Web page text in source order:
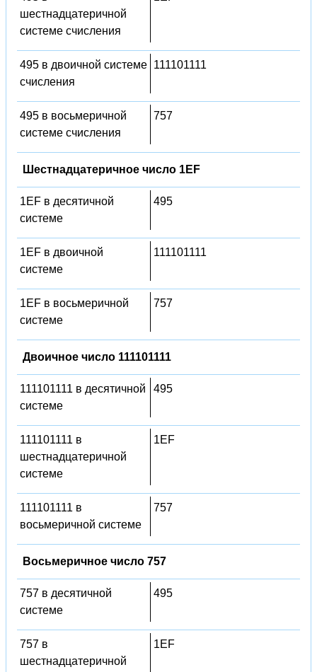
шестнадцатеричной
системе счисления
495 в двоичной системе
счисления
111101111
495 в восьмеричной
системе счисления
757
Шестнадцатеричное число 1EF
1EF в десятичной
системе
495
1EF в двоичной
системе
111101111
1EF в восьмеричной
системе
757
Двоичное число 111101111
111101111 в десятичной
системе
495
111101111 в
шестнадцатеричной
системе
1EF
111101111 в
восьмеричной системе
757
Восьмеричное число 757
757 в десятичной
системе
495
757 в
шестнадцатеричной
1EF